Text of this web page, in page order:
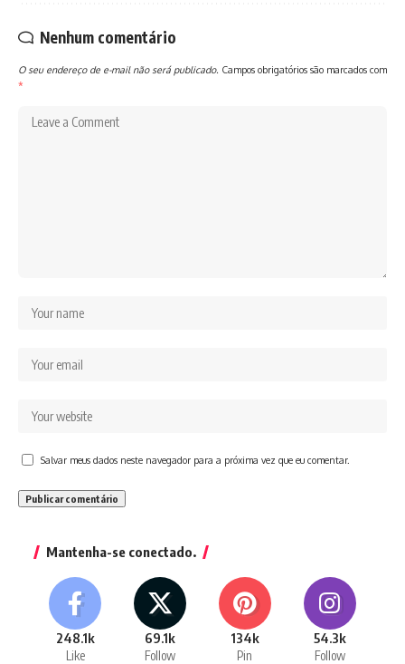
Nenhum comentário
O seu endereço de e-mail não será publicado. Campos obrigatórios são marcados com
*
Salvar meus dados neste navegador para a próxima vez que eu comentar.
Mantenha-se conectado.
248.1k
Like
69.1k
Follow
134k
Pin
54.3k
Follow